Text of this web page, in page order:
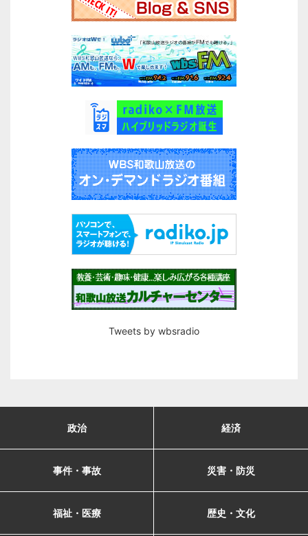
Tweets by wbsradio
政治 経済
事件・事故 災害・防災
福祉・医療 歴史・文化